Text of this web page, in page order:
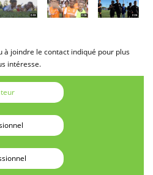
à joindre le contact indiqué pour plus
intéresse.